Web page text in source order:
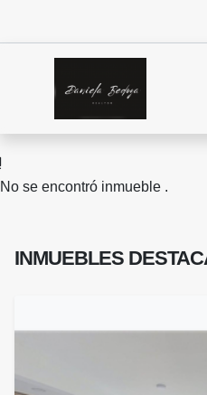
No se encontró inmueble .
INMUEBLES